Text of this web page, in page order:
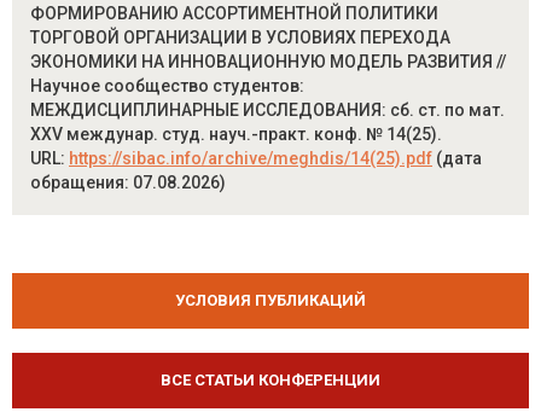
ФОРМИРОВАНИЮ АССОРТИМЕНТНОЙ ПОЛИТИКИ
ТОРГОВОЙ ОРГАНИЗАЦИИ В УСЛОВИЯХ ПЕРЕХОДА
ЭКОНОМИКИ НА ИННОВАЦИОННУЮ МОДЕЛЬ РАЗВИТИЯ //
Научное сообщество студентов:
МЕЖДИСЦИПЛИНАРНЫЕ ИССЛЕДОВАНИЯ: сб. ст. по мат.
XXV междунар. студ. науч.-практ. конф. № 14(25).
URL: https://sibac.info/archive/meghdis/14(25).pdf (дата
обращения: 07.08.2026)
УСЛОВИЯ ПУБЛИКАЦИЙ
ВСЕ СТАТЬИ КОНФЕРЕНЦИИ